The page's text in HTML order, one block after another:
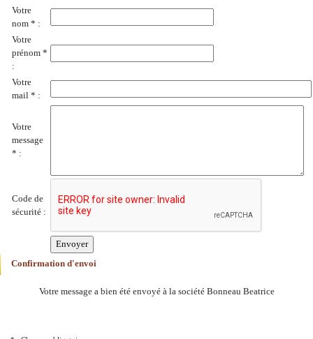
Votre
nom * :
Votre
prénom *
:
Votre
mail * :
Votre
message
* :
Code de
sécurité :
Confirmation d'envoi
Votre message a bien été envoyé à la société Bonneau Beatrice